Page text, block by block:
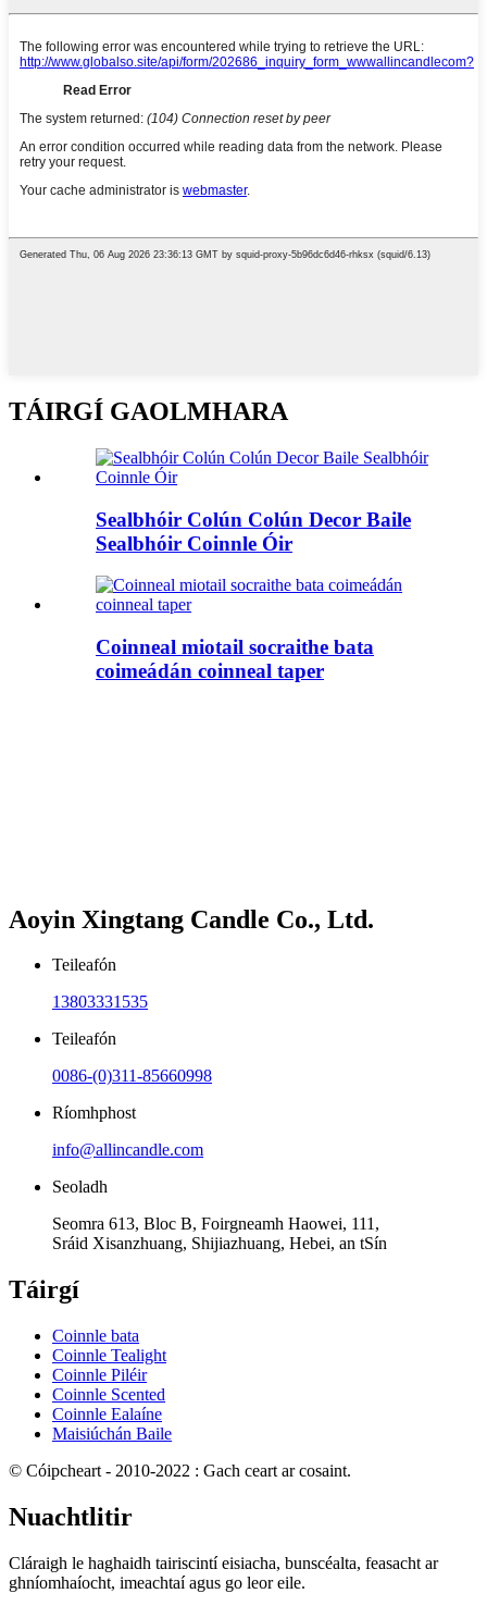
TÁIRGÍ GAOLMHARA
Sealbhóir Colún Colún Decor Baile
Sealbhóir Coinnle Óir
Coinneal miotail socraithe bata
coimeádán coinneal taper
Aoyin Xingtang Candle Co., Ltd.
Teileafón
13803331535
Teileafón
0086-(0)311-85660998
Ríomhphost
info@allincandle.com
Seoladh
Seomra 613, Bloc B, Foirgneamh Haowei, 111,
Sráid Xisanzhuang, Shijiazhuang, Hebei, an tSín
Táirgí
Coinnle bata
Coinnle Tealight
Coinnle Piléir
Coinnle Scented
Coinnle Ealaíne
Maisiúchán Baile
© Cóipcheart - 2010-2022 : Gach ceart ar cosaint.
Nuachtlitir
Cláraigh le haghaidh tairiscintí eisiacha, bunscéalta, feasacht ar
ghníomhaíocht, imeachtaí agus go leor eile.